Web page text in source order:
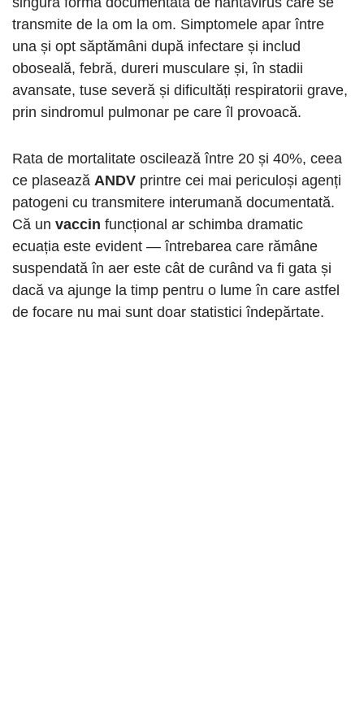
transmite de la om la om. Simptomele apar între
una și opt săptămâni după infectare și includ
oboseală, febră, dureri musculare și, în stadii
avansate, tuse severă și dificultăți respiratorii grave,
prin sindromul pulmonar pe care îl provoacă.
Rata de mortalitate oscilează între 20 și 40%, ceea
ce plasează ANDV printre cei mai periculoși agenți
patogeni cu transmitere interumană documentată.
Că un vaccin funcțional ar schimba dramatic
ecuația este evident — întrebarea care rămâne
suspendată în aer este cât de curând va fi gata și
dacă va ajunge la timp pentru o lume în care astfel
de focare nu mai sunt doar statistici îndepărtate.